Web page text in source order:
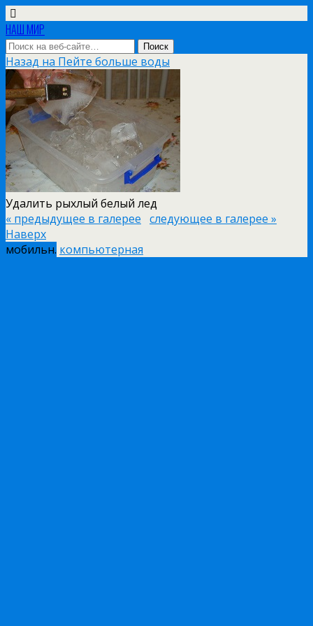
НАШ МИР
Назад на Пейте больше воды
Удалить рыхлый белый лед
« предыдущее в галерее следующее в галерее »
Наверх
мобильн. компьютерная